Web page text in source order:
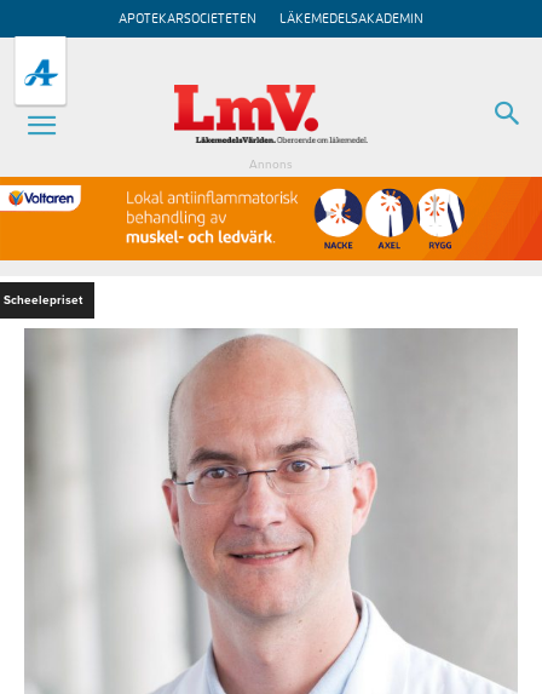
APOTEKARSOCIETETEN LÄKEMEDELSAKADEMIN
Annons
Scheelepriset